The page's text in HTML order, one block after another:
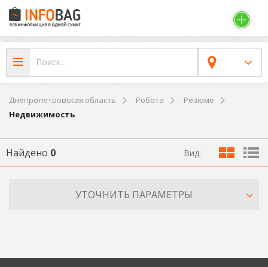
Днепропетровская область Робота
Резюме
Недвижимость
Найдено 0 Вид:
УТОЧНИТЬ ПАРАМЕТРЫ